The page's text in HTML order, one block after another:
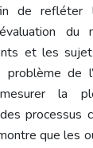
de refléter
du
et les
de
la
processus
que les